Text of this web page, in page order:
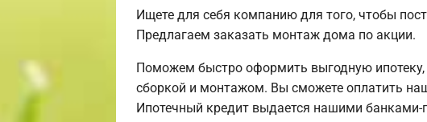
Ищете для себя компанию для того, чтобы
Предлагаем заказать монтаж дома по акции.
Поможем быстро оформить выгодную
сборкой и монтажом. Вы сможете оплатить
Ипотечный кредит выдается нашими банками-